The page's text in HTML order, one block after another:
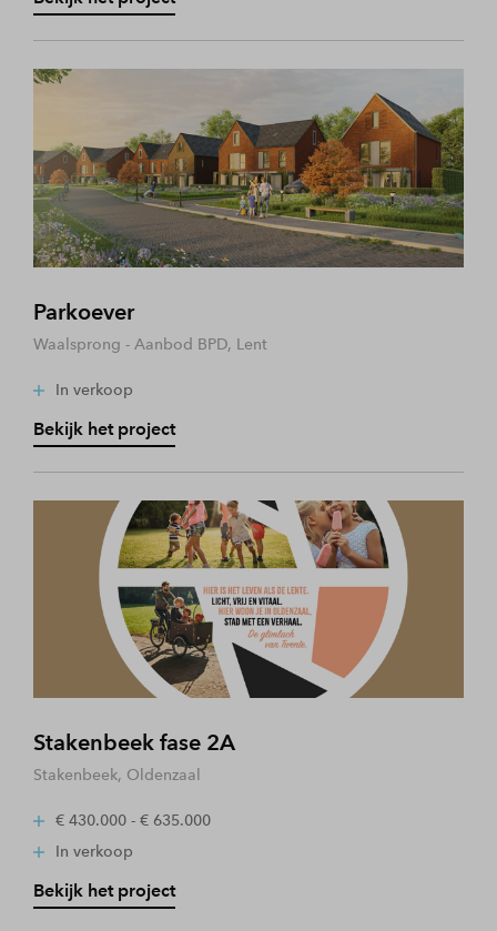
Parkoever
Waalsprong - Aanbod BPD, Lent
In verkoop
Bekijk het project
Stakenbeek fase 2A
Stakenbeek, Oldenzaal
€ 430.000 - € 635.000
In verkoop
Bekijk het project